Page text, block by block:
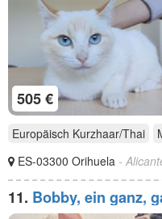
505 €
Europäisch Kurzhaar/Thai
ES-03300 Orihuela -
11. Bobby, ein ganz,
braucht ein Zuhause